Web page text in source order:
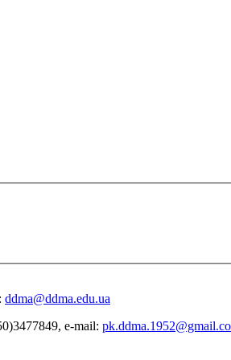
ddma@ddma.edu.ua
e-mail: